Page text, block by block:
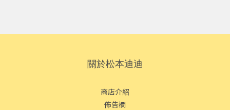
關於松本迪迪
商店介紹
佈告欄